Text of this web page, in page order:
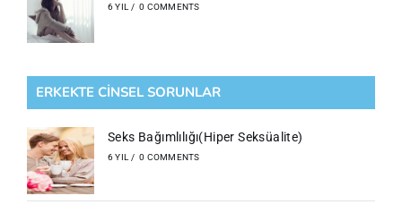
6 YIL / 0 COMMENTS
ERKEKTE CİNSEL SORUNLAR
Seks Bağımlılığı(Hiper Seksüalite)
6 YIL / 0 COMMENTS